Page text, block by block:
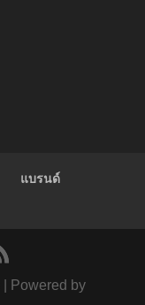
แบรนด์
| Powered by